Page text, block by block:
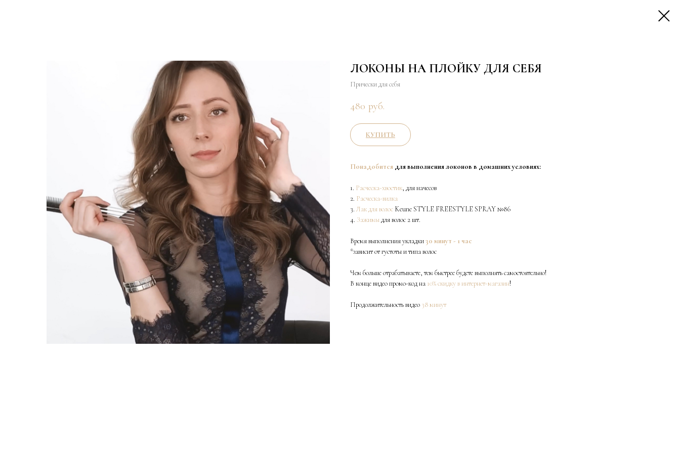
ЛОКОНЫ НА ПЛОЙКУ ДЛЯ СЕБЯ
Прически для себя
480 руб.
КУПИТЬ
Понадобится для выполнения локонов в домашних условиях:
1. Расческа-хвостик, для начесов
2. Расческа-вилка
3.Лак для волос Keune STYLE FREESTYLE SPRAY №86
4. Зажимы для волос 2 шт.
Время выполнения укладки30 минут - 1 час
*зависит от густоты и типа волос
Чем больше отрабатываете, тем быстрее будете выполнять самостоятельно!
В конце видео промо-код на 10% скидку в интернет-магазин!
Продолжительность видео 38 минут